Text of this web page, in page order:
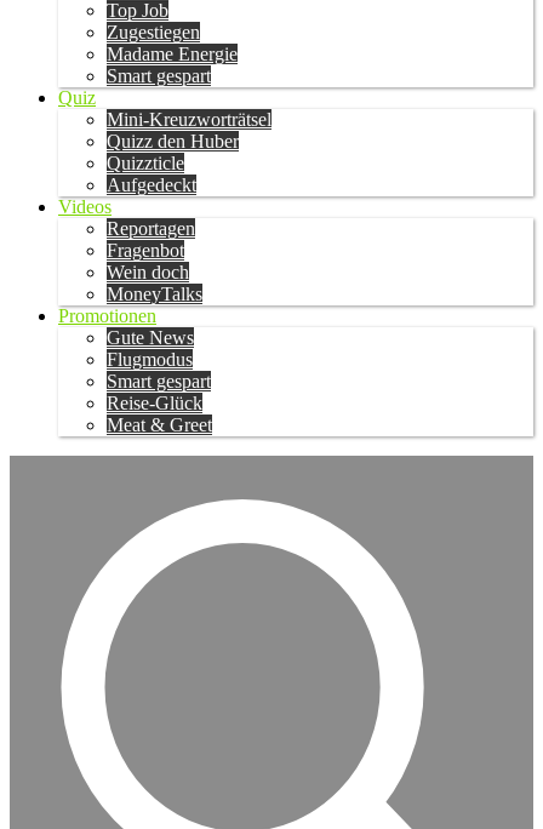
Top Job
Zugestiegen
Madame Energie
Smart gespart
Quiz
Mini-Kreuzworträtsel
Quizz den Huber
Quizzticle
Aufgedeckt
Videos
Reportagen
Fragenbot
Wein doch
MoneyTalks
Promotionen
Gute News
Flugmodus
Smart gespart
Reise-Glück
Meat & Greet